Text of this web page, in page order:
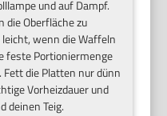
und auf Dampf.
die Oberfläche zu
wenn die Waffeln
feste Portioniermenge
die Platten nur dünn
Vorheizdauer und
deinen Teig.